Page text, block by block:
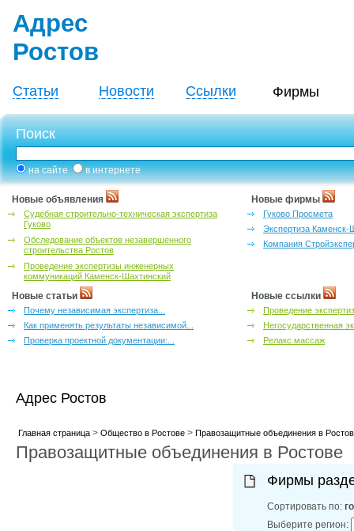
Адрес
Ростов
Статьи Новости Ссылки Фирмы
Поиск
на сайте в интернете
Новые объявления
Судебная строительно-техническая экспертиза
Гуково
Обследование объектов незавершенного
строительства Ростов
Проведение экспертизы инженерных
коммуникаций Каменск-Шахтинский
Новые фирмы
Гуково Просмета
Экспертиза Каменск-
Компания
Новые статьи
Почему независимая экспертиза...
Как применять результаты независимой...
Проверка проектной документации:...
Новые ссылки
Проведение
Негосударственная
Релакс массаж
Адрес Ростов
Главная страница> Общество в Ростове> Правозащитные объединения в
Правозащитные объединения в Ростове
Фирмы
Сортировать по:
Выберите регион: